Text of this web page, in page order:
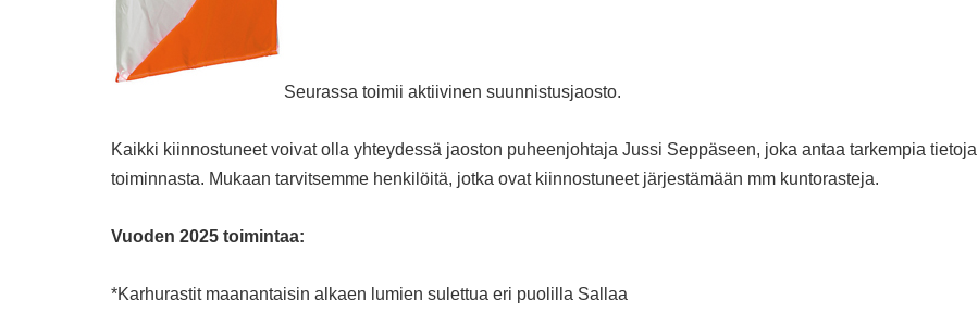
Seurassa toimii aktiivinen suunnistusjaosto.
Kaikki kiinnostuneet voivat olla yhteydessä jaoston puheenjohtaja Jussi Seppäseen, joka antaa tarkempia tietoja
toiminnasta. Mukaan tarvitsemme henkilöitä, jotka ovat kiinnostuneet järjestämään mm kuntorasteja.
Vuoden 2025 toimintaa:
*Karhurastit maanantaisin alkaen lumien sulettua eri puolilla Sallaa